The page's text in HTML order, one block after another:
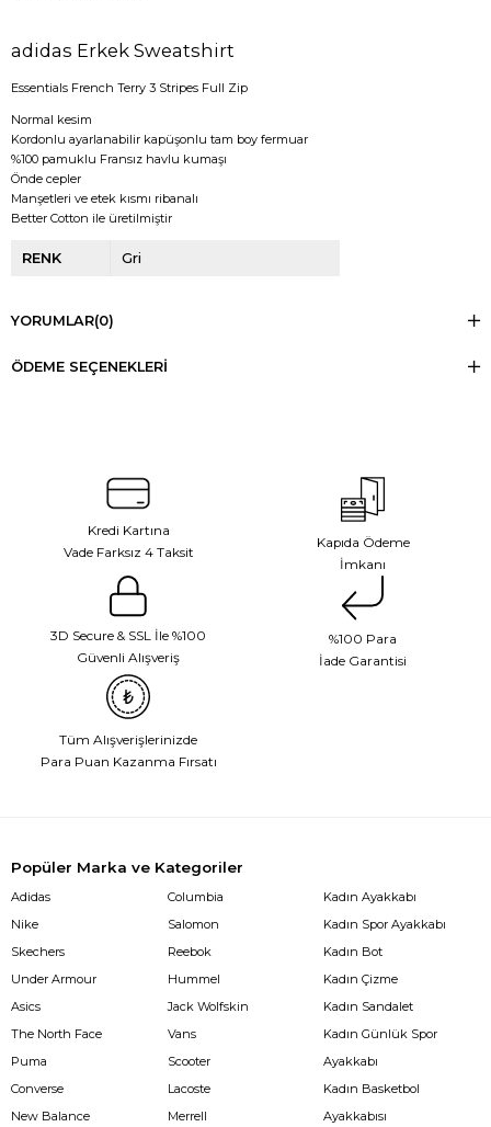
adidas Erkek Sweatshirt
Essentials French Terry 3 Stripes Full Zip
Normal kesim
Kordonlu ayarlanabilir kapüşonlu tam boy fermuar
%100 pamuklu Fransız havlu kumaşı
Önde cepler
Manşetleri ve etek kısmı ribanalı
Better Cotton ile üretilmiştir
RENK Gri
YORUMLAR(0)
ÖDEME SEÇENEKLERI
Kredi Kartına
Vade Farksız 4 Taksit
Kapıda Ödeme
İmkanı
3D Secure & SSL İle %100
Güvenli Alışveriş
%100 Para
İade Garantisi
Tüm Alışverişlerinizde
Para Puan Kazanma Fırsatı
Popüler Marka ve Kategoriler
Adidas
Nike
Skechers
Under Armour
Asics
The North Face
Puma
Converse
New Balance
Columbia
Salomon
Reebok
Hummel
Jack Wolfskin
Vans
Scooter
Lacoste
Merrell
Kadın Ayakkabı
Kadın Spor Ayakkabı
Kadın Bot
Kadın Çizme
Kadın Sandalet
Kadın Günlük Spor
Ayakkabı
Kadın Basketbol
Ayakkabısı